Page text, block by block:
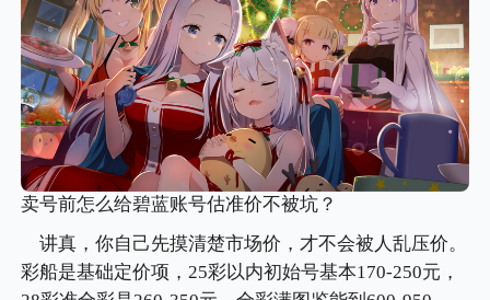
卖号前怎么给碧蓝账号估准价不被坑？
讲真，你自己先摸清楚市场价，才不会被人乱压价。
彩船是基础定价项，25彩以内初始号基本170-250元，